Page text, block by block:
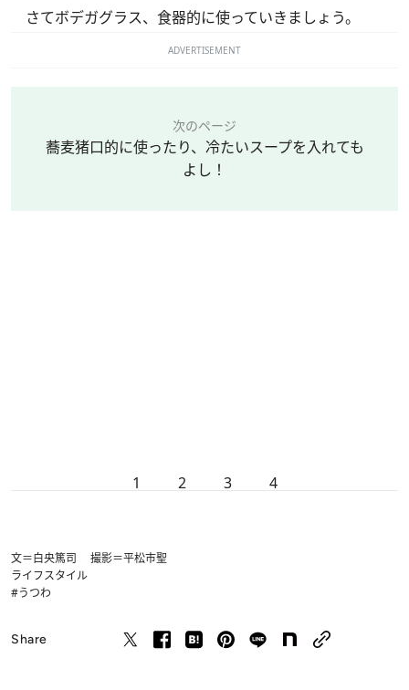
さてボデガグラス、食器的に使っていきましょう。
ADVERTISEMENT
次のページ
蕎麦猪口的に使ったり、冷たいスープを入れても
よし！
1 2 3 4
文＝白央篤司 撮影＝平松市聖
ライフスタイル
#うつわ
Share